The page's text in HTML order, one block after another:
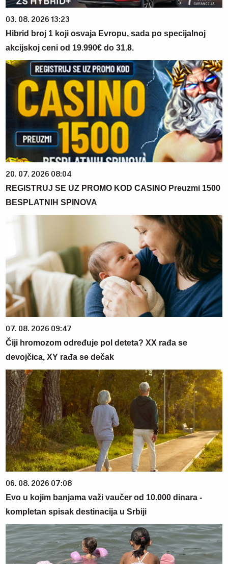
03. 08. 2026 13:23
Hibrid broj 1 koji osvaja Evropu, sada po specijalnoj
akcijskoj ceni od 19.990€ do 31.8.
20. 07. 2026 08:04
REGISTRUJ SE UZ PROMO KOD CASINO Preuzmi 1500
BESPLATNIH SPINOVA
07. 08. 2026 09:47
Čiji hromozom određuje pol deteta? XX rađa se
devojčica, XY rađa se dečak
06. 08. 2026 07:08
Evo u kojim banjama važi vaučer od 10.000 dinara -
kompletan spisak destinacija u Srbiji